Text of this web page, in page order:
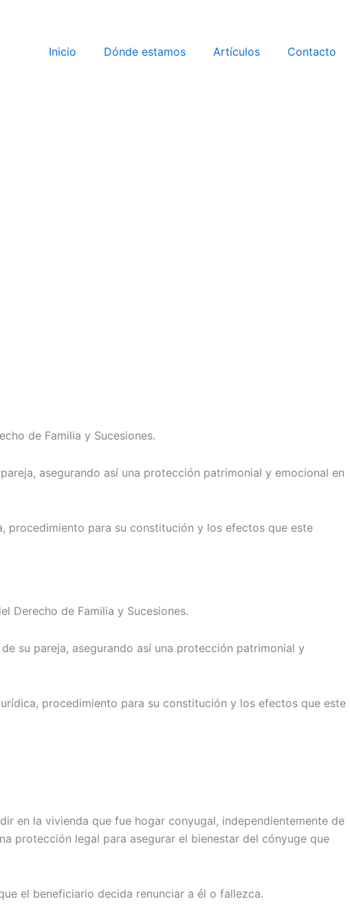
Inicio Dónde estamos Artículos Contacto
de Familia y Sucesiones.
asegurando así una protección patrimonial y emocional en
procedimiento para su constitución y los efectos que este
Derecho de Familia y Sucesiones.
su pareja, asegurando así una protección patrimonial y
procedimiento para su constitución y los efectos que este
en la vivienda que fue hogar conyugal, independientemente de
protección legal para asegurar el bienestar del cónyuge que
el beneficiario decida renunciar a él o fallezca.